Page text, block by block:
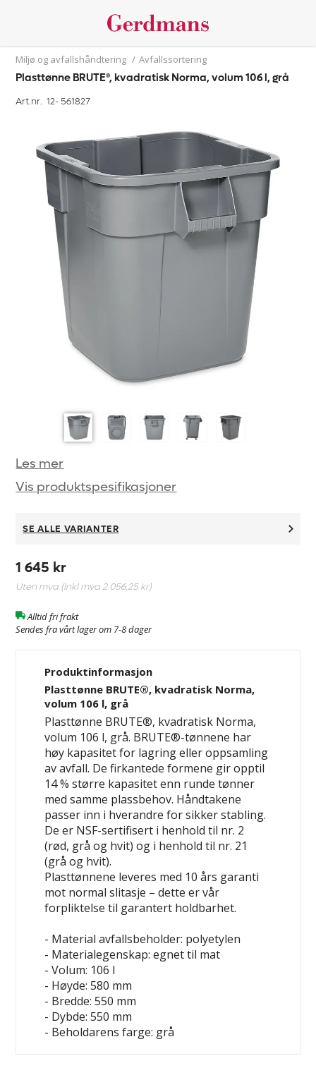
Miljø og avfallshåndtering / Avfallssortering
Plasttønne BRUTE®, kvadratisk Norma, volum 106 l, grå
Art.nr. 12- 561827
Les mer
Vis produktspesifikasjoner
SE ALLE VARIANTER
1 645 kr
Uten mva (Inkl mva 2 056,25 kr)
Alltid fri frakt
Sendes fra vårt lager om 7-8 dager
Produktinformasjon
Plasttønne BRUTE®, kvadratisk Norma,
volum 106 l, grå
Plasttønne BRUTE®, kvadratisk Norma,
volum 106 l, grå. BRUTE®-tønnene har
høy kapasitet for lagring eller oppsamling
av avfall. De firkantede formene gir opptil
14 % større kapasitet enn runde tønner
med samme plassbehov. Håndtakene
passer inn i hverandre for sikker stabling.
De er NSF-sertifisert i henhold til nr. 2
(rød, grå og hvit) og i henhold til nr. 21
(grå og hvit).
Plasttønnene leveres med 10 års garanti
mot normal slitasje – dette er vår
forpliktelse til garantert holdbarhet.
- Material avfallsbeholder: polyetylen
- Materialegenskap: egnet til mat
- Volum: 106 l
- Høyde: 580 mm
- Bredde: 550 mm
- Dybde: 550 mm
- Beholdarens farge: grå